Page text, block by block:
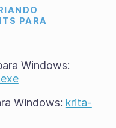
PARA
Windows:
Windows: krita-